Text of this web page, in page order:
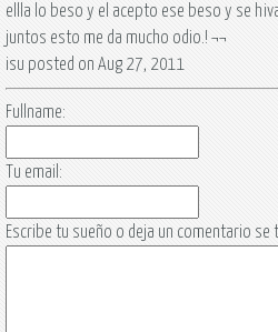
ellla lo beso y el acepto ese beso y se
juntos esto me da mucho odio.! ¬¬
isu posted on Aug 27, 2011
Fullname:
Tu email:
Escribe tu sueño o deja un comentario se